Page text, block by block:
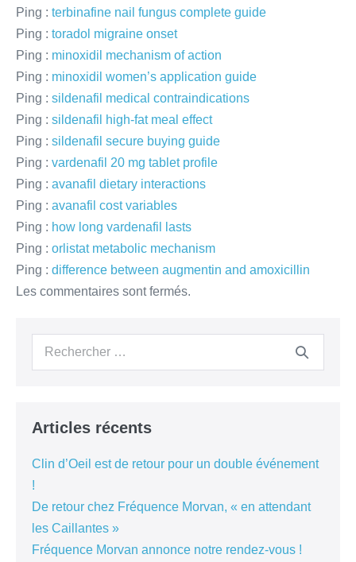
Ping : terbinafine nail fungus complete guide
Ping : toradol migraine onset
Ping : minoxidil mechanism of action
Ping : minoxidil women’s application guide
Ping : sildenafil medical contraindications
Ping : sildenafil high‑fat meal effect
Ping : sildenafil secure buying guide
Ping : vardenafil 20 mg tablet profile
Ping : avanafil dietary interactions
Ping : avanafil cost variables
Ping : how long vardenafil lasts
Ping : orlistat metabolic mechanism
Ping : difference between augmentin and amoxicillin
Les commentaires sont fermés.
Recherche
Articles récents
Clin d’Oeil est de retour pour un double événement
!
De retour chez Fréquence Morvan, « en attendant
les Caillantes »
Fréquence Morvan annonce notre rendez-vous !